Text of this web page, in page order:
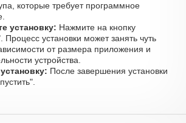
которые требует программное
установку: Нажмите на кнопку
Процесс установки может занять чуть
от размера приложения и
устройства.
После завершения установки